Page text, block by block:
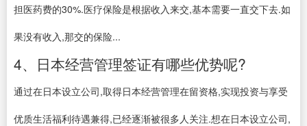
担医药费的30%.医疗保险是根据收入来交,基本需要一直交下去.如
果没有收入,那交的保险...
4、日本经营管理签证有哪些优势呢?
通过在日本设立公司,取得日本经营管理在留资格,实现投资与享受
优质生活福利待遇兼得,已经逐渐被很多人关注.想在日本设立公司,